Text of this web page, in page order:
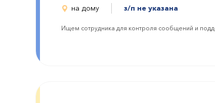
на дому з/п не указана
Ищем сотрудника для контроля сообщений и